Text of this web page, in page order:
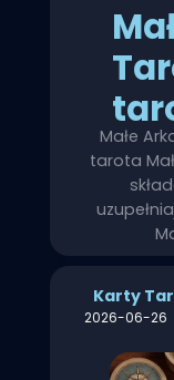
Małe
tarota
Karty
2026-06-26